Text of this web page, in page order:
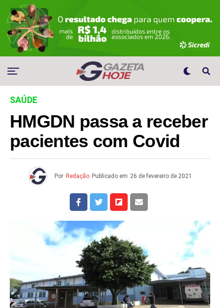
SAÚDE
HMGDN passa a receber
pacientes com Covid
Por Redação Publicado em 26 de fevereiro de 2021